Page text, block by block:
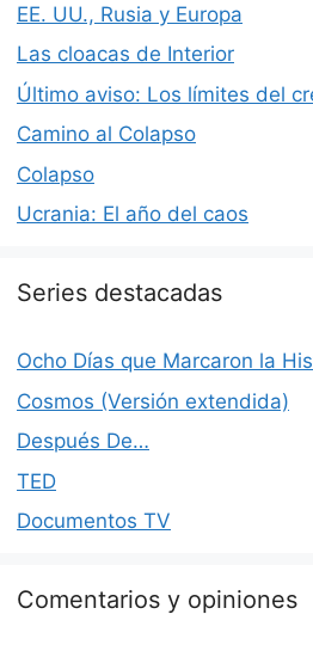
EE. UU., Rusia y Europa
Las cloacas de Interior
Último aviso: Los límites del
Camino al Colapso
Colapso
Ucrania: El año del caos
Series destacadas
Ocho Días que Marcaron la
Cosmos (Versión extendida)
Después De…
TED
Documentos TV
Comentarios y opiniones